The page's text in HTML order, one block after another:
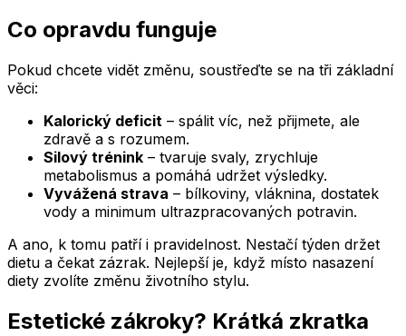
Co opravdu funguje
Pokud chcete vidět změnu, soustřeďte se na tři základní
věci:
Kalorický deficit – spálit víc, než přijmete, ale
zdravě a s rozumem.
Silový trénink – tvaruje svaly, zrychluje
metabolismus a pomáhá udržet výsledky.
Vyvážená strava – bílkoviny, vláknina, dostatek
vody a minimum ultrazpracovaných potravin.
A ano, k tomu patří i pravidelnost. Nestačí týden držet
dietu a čekat zázrak. Nejlepší je, když místo nasazení
diety zvolíte změnu životního stylu.
Estetické zákroky? Krátká zkratka